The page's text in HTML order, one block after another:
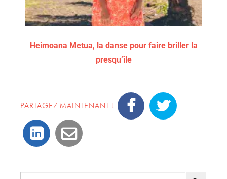
Heimoana Metua, la danse pour faire briller la
presqu’île
PARTAGEZ MAINTENANT !